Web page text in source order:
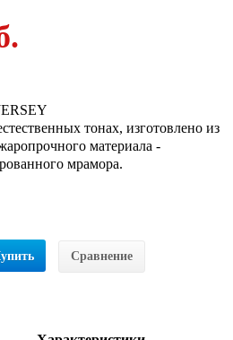
тонах, изготовлено из
материала -
мрамора.
Сравнение